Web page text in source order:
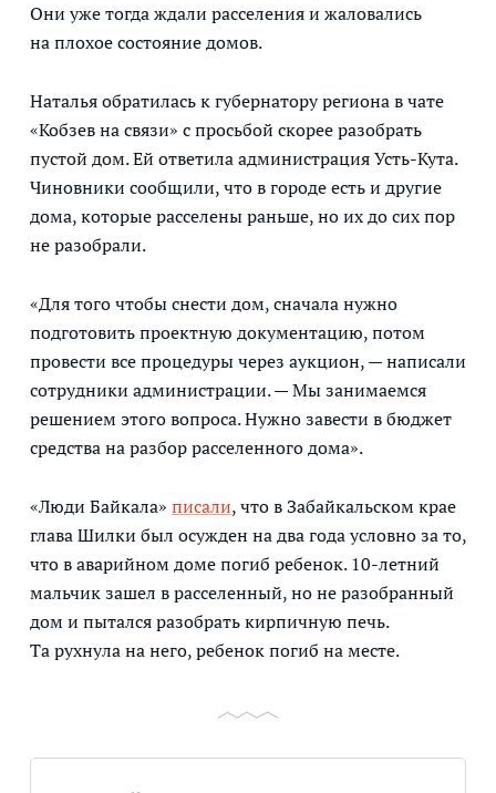
Они уже тогда ждали расселения и жаловались
на плохое состояние домов.
Наталья обратилась к губернатору региона в чате
«Кобзев на связи» с просьбой скорее разобрать
пустой дом. Ей ответила администрация Усть-Кута.
Чиновники сообщили, что в городе есть и другие
дома, которые расселены раньше, но их до сих пор
не разобрали.
«Для того чтобы снести дом, сначала нужно
подготовить проектную документацию, потом
провести все процедуры через аукцион, — написали
сотрудники администрации. — Мы занимаемся
решением этого вопроса. Нужно завести в бюджет
средства на разбор расселенного дома».
«Люди Байкала» писали, что в Забайкальском крае
глава Шилки был осужден на два года условно за то,
что в аварийном доме погиб ребенок. 10-летний
мальчик зашел в расселенный, но не разобранный
дом и пытался разобрать кирпичную печь.
Та рухнула на него, ребенок погиб на месте.